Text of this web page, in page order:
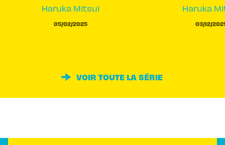
Haruka Mitsui
05/02/2025
Haruka
03/12/
VOIR TOUTE LA SÉRIE